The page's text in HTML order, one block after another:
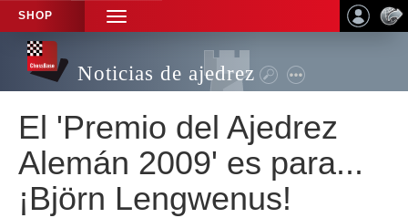
SHOP
TOGGLE
NAVIGATION
Noticias de ajedrez
El 'Premio del Ajedrez
Alemán 2009' es para...
¡Björn Lengwenus!